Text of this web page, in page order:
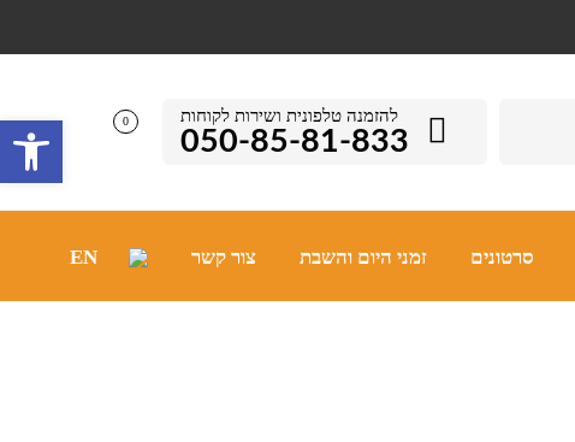
להזמנה טלפונית ושירות לקוחות
050-85-81-833
0
סרטונים זמני היום והשבת צור קשר EN
פתח